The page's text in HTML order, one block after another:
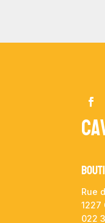
Rue
1227
022